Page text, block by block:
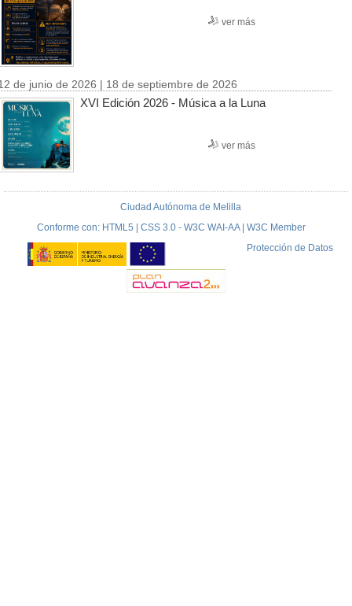
ver más
de junio de 2026 | 18 de septiembre de 2026
XVI Edición 2026 - Música a la Luna
ver más
Ciudad Autónoma de Melilla
Conforme con: HTML5 | CSS 3.0 - W3C WAI-AA | W3C Member
Protección de Datos